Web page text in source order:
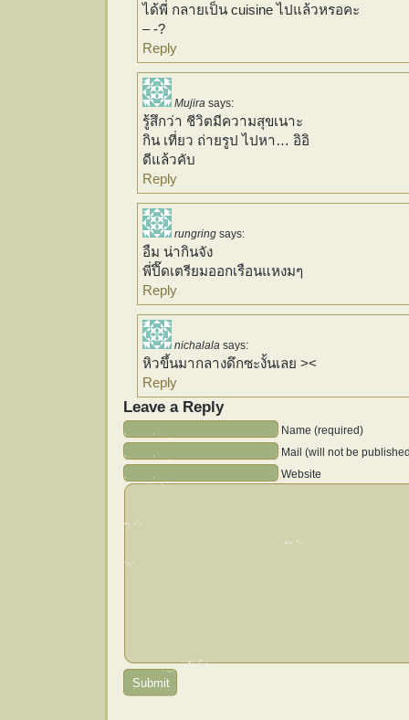
ได้พี่ กลายเป็น cuisine ไปแล้วหรอคะ
– -?
Reply
Mujira says:
รู้สึกว่า ชีวิตมีความสุขเนาะ
กิน เที่ยว ถ่ายรูป ไปหา… อิอิ
ดีแล้วคับ
Reply
rungring says:
อืม น่ากินจัง
พี่ปึ๊ดเตรียมออกเรือนแหงมๆ
Reply
nichalala says:
หิวขึ้นมากลางดึกซะงั้นเลย ><
Reply
Leave a Reply
Name (required)
Mail (will not be
Website